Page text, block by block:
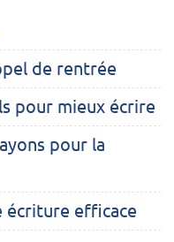
de rentrée
pour mieux écrire
pour la
écriture efficace